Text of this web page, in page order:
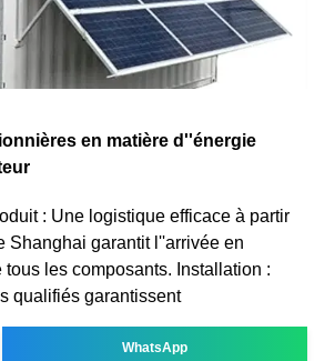
en matière d''énergie
: Une logistique efficace à partir
Shanghai garantit l''arrivée en
tous les composants. Installation :
qualifiés garantissent
WhatsApp